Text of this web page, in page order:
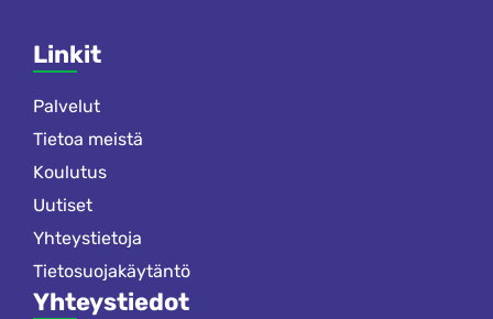
Linkit
Palvelut
Tietoa meistä
Koulutus
Uutiset
Yhteystietoja
Tietosuojakäytäntö
Yhteystiedot